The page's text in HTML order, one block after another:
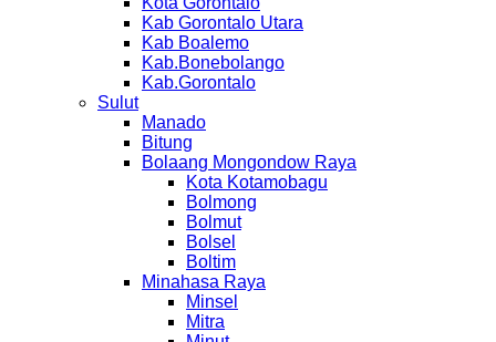
Kab Gorontalo Utara
Kab Boalemo
Kab.Bonebolango
Kab.Gorontalo
Sulut
Manado
Bitung
Bolaang Mongondow Raya
Kota Kotamobagu
Bolmong
Bolmut
Bolsel
Boltim
Minahasa Raya
Minsel
Mitra